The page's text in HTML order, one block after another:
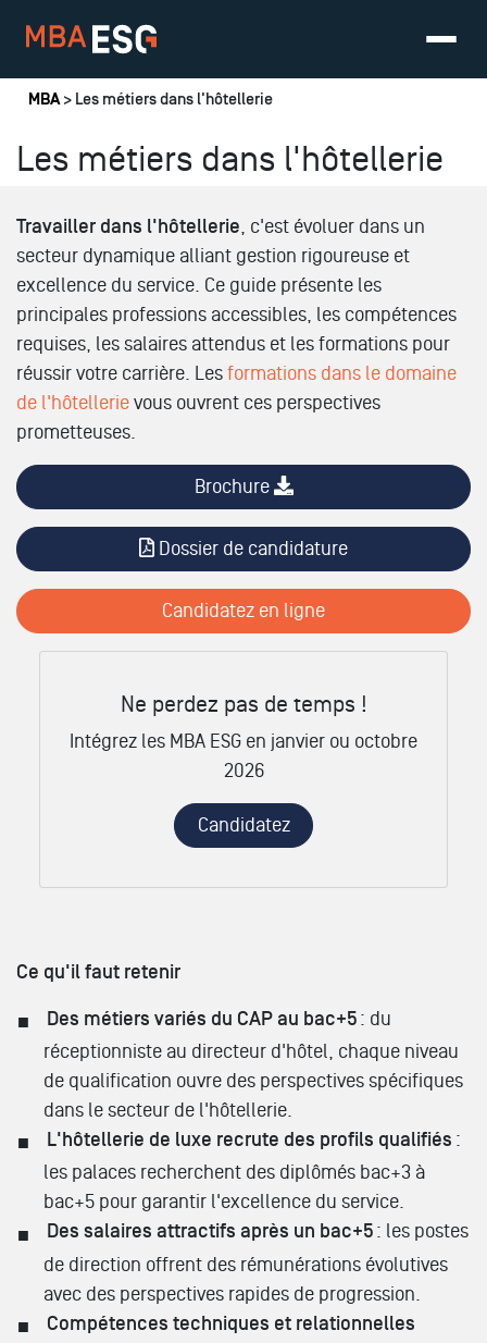
Vous êtes ici
MBA> Les métiers dans l'hôtellerie
Les métiers dans l'hôtellerie
Travailler dans l'hôtellerie, c'est évoluer dans un
secteur dynamique alliant gestion rigoureuse et
excellence du service. Ce guide présente les
principales professions accessibles, les compétences
requises, les salaires attendus et les formations pour
réussir votre carrière. Les formations dans le domaine
de l'hôtellerie vous ouvrent ces perspectives
prometteuses.
Brochure
Dossier de candidature
Candidatez en ligne
Ne perdez pas de temps !
Intégrez les MBA ESG en janvier ou octobre
2026
Candidatez
Ce qu'il faut retenir
Des métiers variés du CAP au bac+5 : du
réceptionniste au directeur d'hôtel, chaque niveau
de qualification ouvre des perspectives spécifiques
dans le secteur de l'hôtellerie.
L'hôtellerie de luxe recrute des profils qualifiés :
les palaces recherchent des diplômés bac+3 à
bac+5 pour garantir l'excellence du service.
Des salaires attractifs après un bac+5 : les postes
de direction offrent des rémunérations évolutives
avec des perspectives rapides de progression.
Compétences techniques et relationnelles